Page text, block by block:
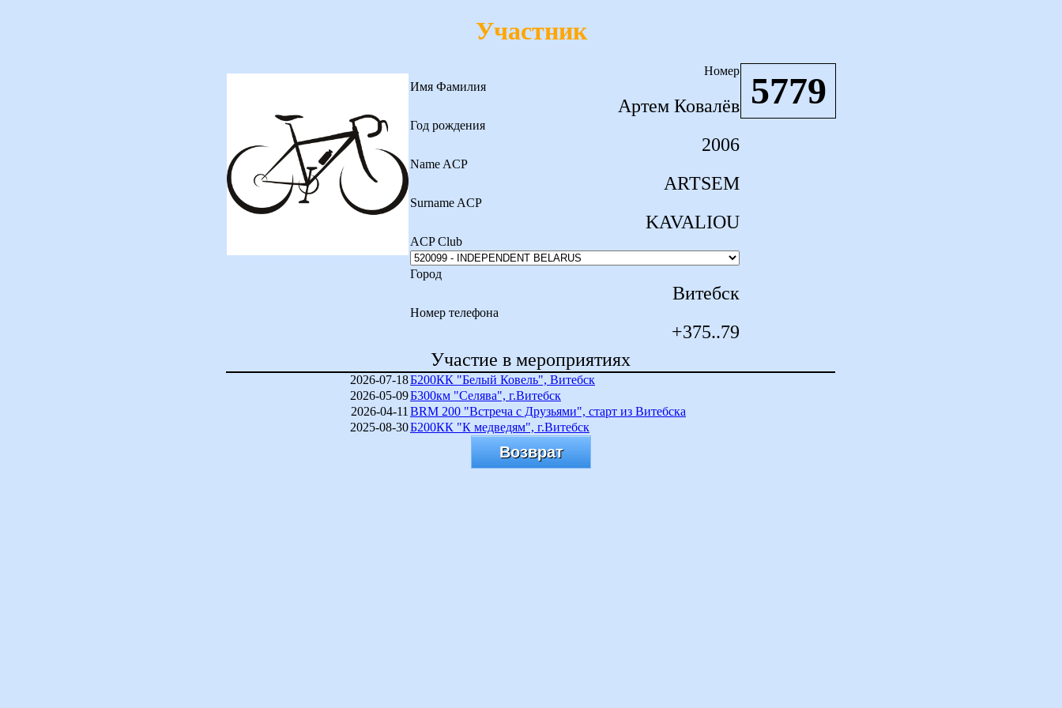
Участник
Номер 5779
Имя Фамилия
Артем Ковалёв
Год рождения
2006
Name ACP
ARTSEM
Surname ACP
KAVALIOU
ACP Club
Город
Витебск
Номер телефона
+375..79
Участие в мероприятиях
2026-07-18Б200КК "Белый Ковель", Витебск
2026-05-09Б300км "Селява", г.Витебск
2026-04-11 BRM 200 "Встреча с Друзьями", старт из Витебска
2025-08-30Б200КК "К медведям", г.Витебск
Возврат